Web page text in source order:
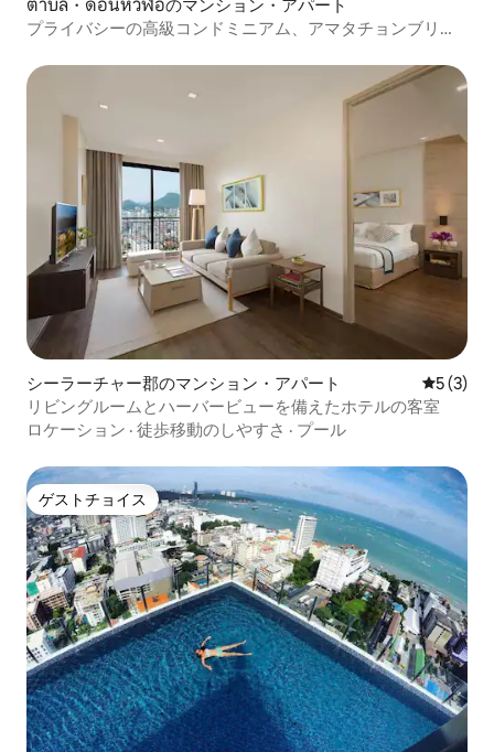
ตำบล・ดอนหัวฬอのマンション・アパート
プライバシーの高級コンドミニアム、アマタチョンブリ駅
シーラーチャー郡のマンション・アパート レビュー
5 (3)
リビングルームとハーバービューを備えたホテルの客室
ロケーション · 徒歩移動のしやすさ · プール
ゲストチョイス
ゲストチョイス